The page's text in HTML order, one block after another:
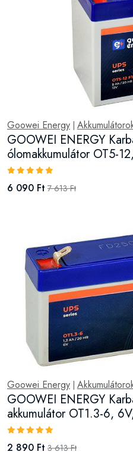
Goowei Energy
GOOWEI ENERGY
ólomakkumulátor OT5-
6 090 Ft 7 613 Ft
Goowei Energy
GOOWEI ENERGY
akkumulátor OT1.3-6,
2 890 Ft 3 613 Ft